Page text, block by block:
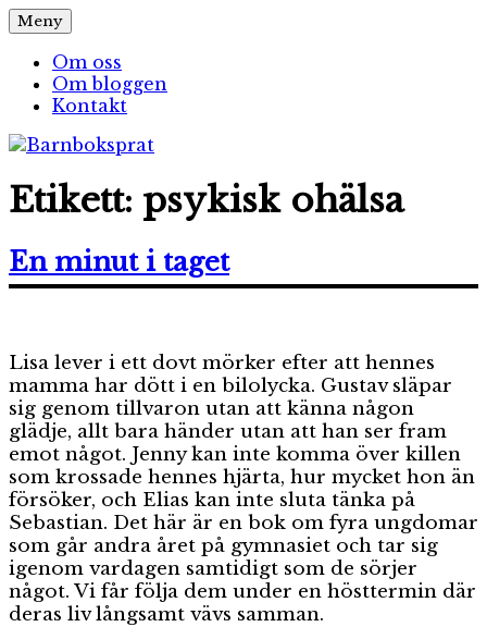
Hoppa
till
innehåll
Barnboksprat
– en blogg om barnböcker
Meny
Om oss
Om bloggen
Kontakt
Etikett: psykisk ohälsa
En minut i taget
Lisa lever i ett dovt mörker efter att hennes
mamma har dött i en bilolycka. Gustav släpar
sig genom tillvaron utan att känna någon
glädje, allt bara händer utan att han ser fram
emot något. Jenny kan inte komma över killen
som krossade hennes hjärta, hur mycket hon än
försöker, och Elias kan inte sluta tänka på
Sebastian. Det här är en bok om fyra ungdomar
som går andra året på gymnasiet och tar sig
igenom vardagen samtidigt som de sörjer
något. Vi får följa dem under en hösttermin där
deras liv långsamt vävs samman.